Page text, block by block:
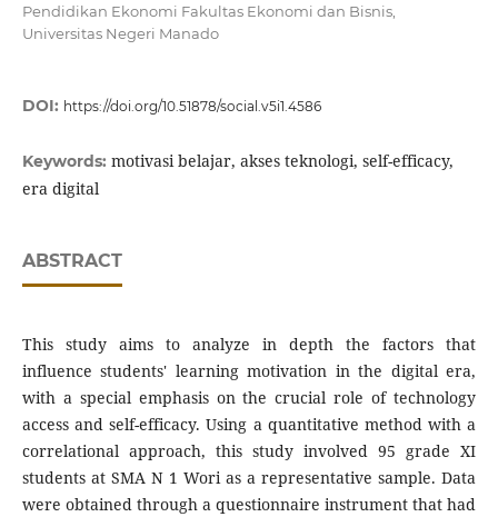
Pendidikan Ekonomi Fakultas Ekonomi dan Bisnis,
Universitas Negeri Manado
DOI: https://doi.org/10.51878/social.v5i1.4586
Keywords: motivasi belajar, akses teknologi, self-efficacy,
era digital
ABSTRACT
This study aims to analyze in depth the factors that
influence students' learning motivation in the digital era,
with a special emphasis on the crucial role of technology
access and self-efficacy. Using a quantitative method with a
correlational approach, this study involved 95 grade XI
students at SMA N 1 Wori as a representative sample. Data
were obtained through a questionnaire instrument that had